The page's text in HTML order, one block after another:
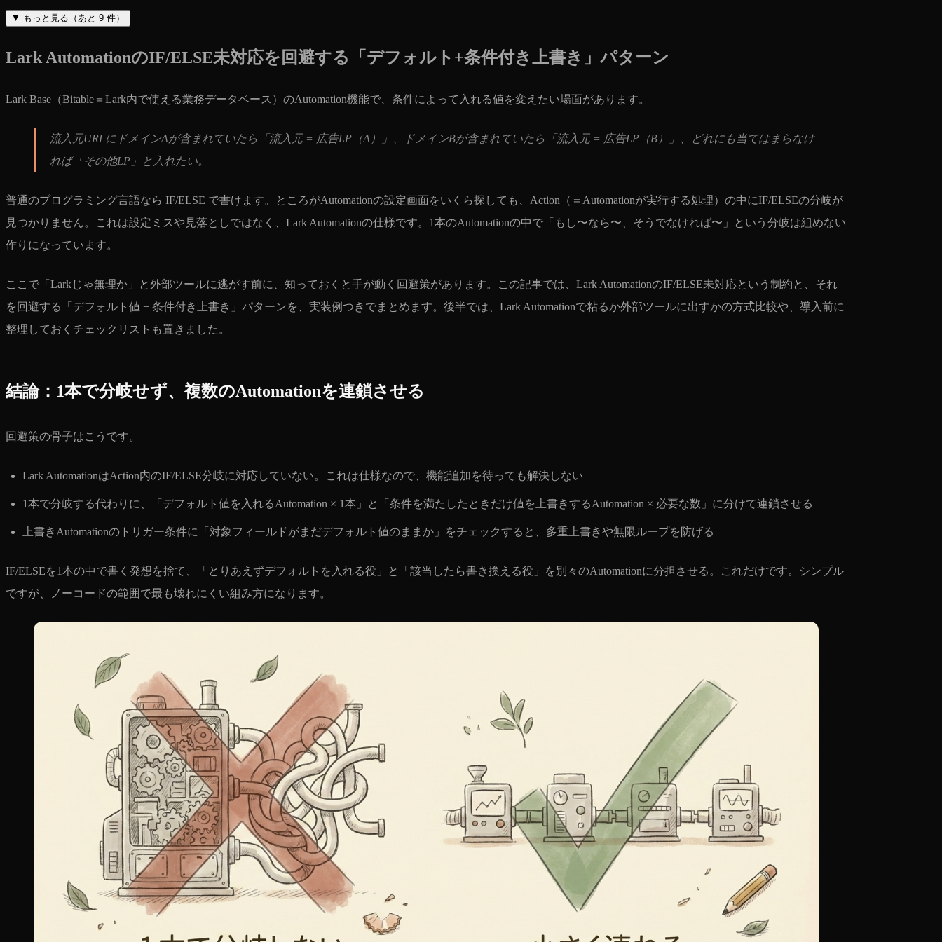
▼ もっと見る（あと 9 件）
Lark AutomationのIF/ELSE未対応を回避する「デフォルト+条件付き上書き」パターン
Lark Base（Bitable＝Lark内で使える業務データベース）のAutomation機能で、条件によって入れる値を変えたい場面があります。
流入元URLにドメインAが含まれていたら「流入元 = 広告LP（A）」、ドメインBが含まれていたら「流入元 = 広告LP（B）」、どれにも当てはまらなけ
れば「その他LP」と入れたい。
普通のプログラミング言語なら IF/ELSE で書けます。ところがAutomationの設定画面をいくら探しても、Action（＝Automationが実行する処理）の中にIF/ELSEの分岐が
見つかりません。これは設定ミスや見落としではなく、Lark Automationの仕様です。1本のAutomationの中で「もし〜なら〜、そうでなければ〜」という分岐は組めない
作りになっています。
ここで「Larkじゃ無理か」と外部ツールに逃がす前に、知っておくと手が動く回避策があります。この記事では、Lark AutomationのIF/ELSE未対応という制約と、それ
を回避する「デフォルト値 + 条件付き上書き」パターンを、実装例つきでまとめます。後半では、Lark Automationで粘るか外部ツールに出すかの方式比較や、導入前に
整理しておくチェックリストも置きました。
結論：1本で分岐せず、複数のAutomationを連鎖させる
回避策の骨子はこうです。
Lark AutomationはAction内のIF/ELSE分岐に対応していない。これは仕様なので、機能追加を待っても解決しない
1本で分岐する代わりに、「デフォルト値を入れるAutomation × 1本」と「条件を満たしたときだけ値を上書きするAutomation × 必要な数」に分けて連鎖させる
上書きAutomationのトリガー条件に「対象フィールドがまだデフォルト値のままか」をチェックすると、多重上書きや無限ループを防げる
IF/ELSEを1本の中で書く発想を捨て、「とりあえずデフォルトを入れる役」と「該当したら書き換える役」を別々のAutomationに分担させる。これだけです。シンプル
ですが、ノーコードの範囲で最も壊れにくい組み方になります。